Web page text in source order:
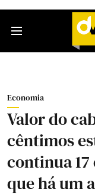
Economia
Valor do
cêntimos
continua
que há um